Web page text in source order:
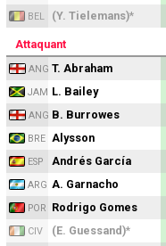
BEL (Y. Tielemans)*
Attaquant
ANG T. Abraham
JAM L. Bailey
ANG B. Burrowes
BRE Alysson
ESP Andrés García
ARG A. Garnacho
POR Rodrigo Gomes
CIV (E. Guessand)*